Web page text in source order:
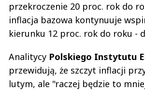
przekroczenie 20 proc. rok do
inflacja bazowa kontynuuje
kierunku 12 proc. rok do roku -
Analitycy Polskiego Instytutu
przewidują, że szczyt inflacji
lutym, ale "raczej będzie to